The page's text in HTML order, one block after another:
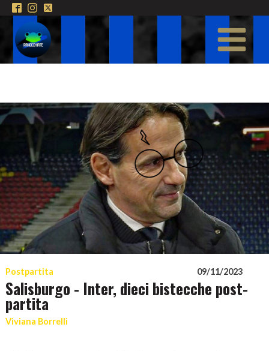
Postpartita 09/11/2023
Salisburgo - Inter, dieci bistecche post-
partita
Viviana Borrelli